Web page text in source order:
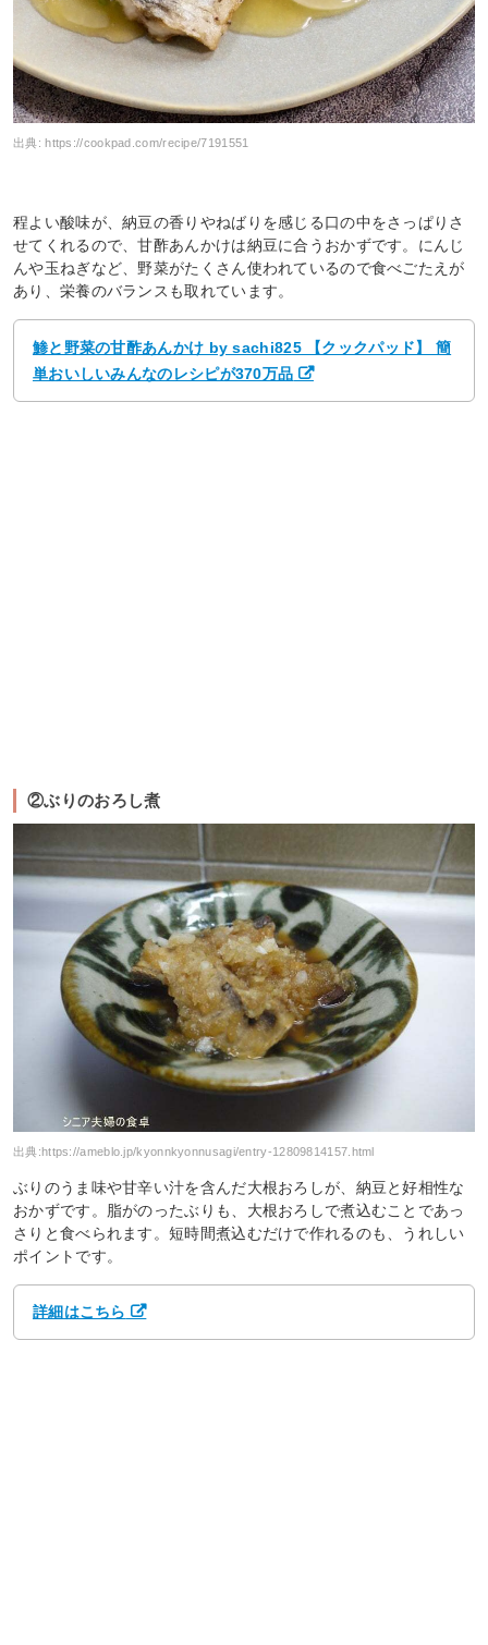
出典: https://cookpad.com/recipe/7191551
程よい酸味が、納豆の香りやねばりを感じる口の中をさっぱりさ
せてくれるので、甘酢あんかけは納豆に合うおかずです。にんじ
んや玉ねぎなど、野菜がたくさん使われているので食べごたえが
あり、栄養のバランスも取れています。
鯵と野菜の甘酢あんかけ by sachi825 【クックパッド】 簡
単おいしいみんなのレシピが370万品
②ぶりのおろし煮
出典:https://ameblo.jp/kyonnkyonnusagi/entry-12809814157.html
ぶりのうま味や甘辛い汁を含んだ大根おろしが、納豆と好相性な
おかずです。脂がのったぶりも、大根おろしで煮込むことであっ
さりと食べられます。短時間煮込むだけで作れるのも、うれしい
ポイントです。
詳細はこちら